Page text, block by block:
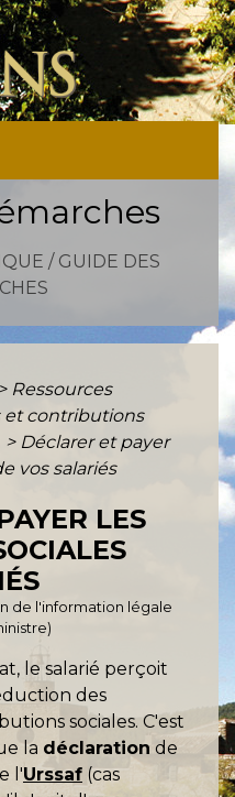
/ GUIDE DES
Ressources
et contributions
> Déclarer et payer
vos salariés
LES
de l'information légale
le salarié perçoit
des
sociales. C'est
la déclaration de
l'Urssaf (cas